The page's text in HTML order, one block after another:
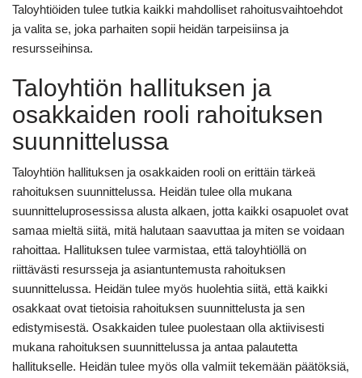
Taloyhtiöiden tulee tutkia kaikki mahdolliset rahoitusvaihtoehdot
ja valita se, joka parhaiten sopii heidän tarpeisiinsa ja
resursseihinsa.
Taloyhtiön hallituksen ja
osakkaiden rooli rahoituksen
suunnittelussa
Taloyhtiön hallituksen ja osakkaiden rooli on erittäin tärkeä
rahoituksen suunnittelussa. Heidän tulee olla mukana
suunnitteluprosessissa alusta alkaen, jotta kaikki osapuolet ovat
samaa mieltä siitä, mitä halutaan saavuttaa ja miten se voidaan
rahoittaa. Hallituksen tulee varmistaa, että taloyhtiöllä on
riittävästi resursseja ja asiantuntemusta rahoituksen
suunnittelussa. Heidän tulee myös huolehtia siitä, että kaikki
osakkaat ovat tietoisia rahoituksen suunnittelusta ja sen
edistymisestä. Osakkaiden tulee puolestaan olla aktiivisesti
mukana rahoituksen suunnittelussa ja antaa palautetta
hallitukselle. Heidän tulee myös olla valmiit tekemään päätöksiä,